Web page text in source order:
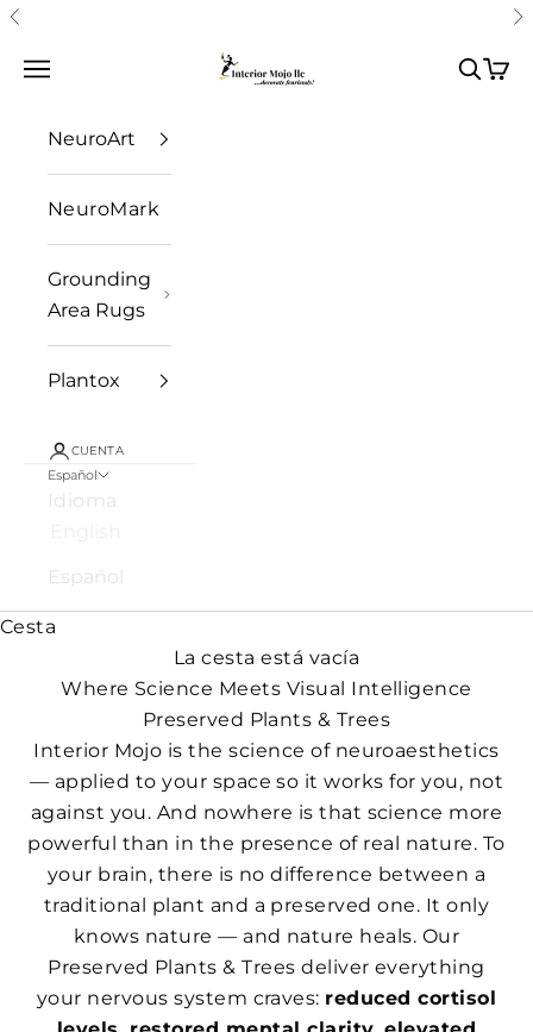
Ir al contenido
Anterior
Interior Mojo llc
Abrir menú de navegación Abrir
NeuroArt
NeuroMark
Grounding
Area Rugs
Plantox
CUENTA
Español
Idioma
Español
Cesta
La cesta está vacía
Where Science Meets Visual Intelligence
Preserved Plants & Trees
Interior Mojo is the science of neuroaesthetics
— applied to your space so it works for you, not
against you. And nowhere is that science more
powerful than in the presence of real nature. To
your brain, there is no difference between a
traditional plant and a preserved one. It only
knows nature — and nature heals. Our
Preserved Plants & Trees deliver everything
your nervous system craves: reduced cortisol